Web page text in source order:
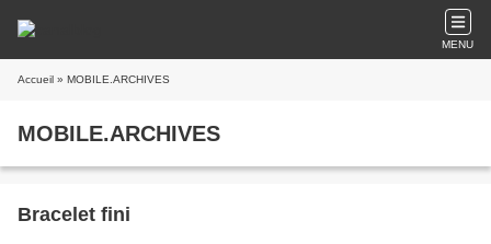
MENU
Accueil » MOBILE.ARCHIVES
MOBILE.ARCHIVES
Bracelet fini